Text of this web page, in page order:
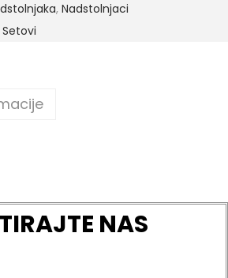
, Nadstolnjaci
Setovi
NAS